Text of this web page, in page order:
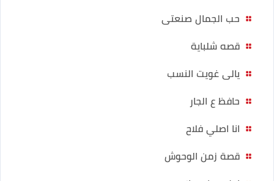
حب الجمال صنعتى
قصه شلباية
يالى غويت النسب
حافظ ع الجار
انا اصلي فلاح
قصة زمن الوحوش